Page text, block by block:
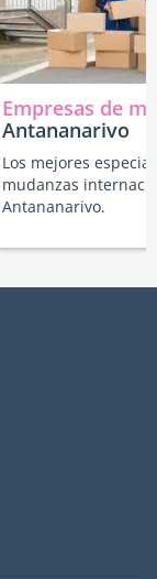
Empresas de
Antananarivo
Los mejores
mudanzas
Antananarivo.